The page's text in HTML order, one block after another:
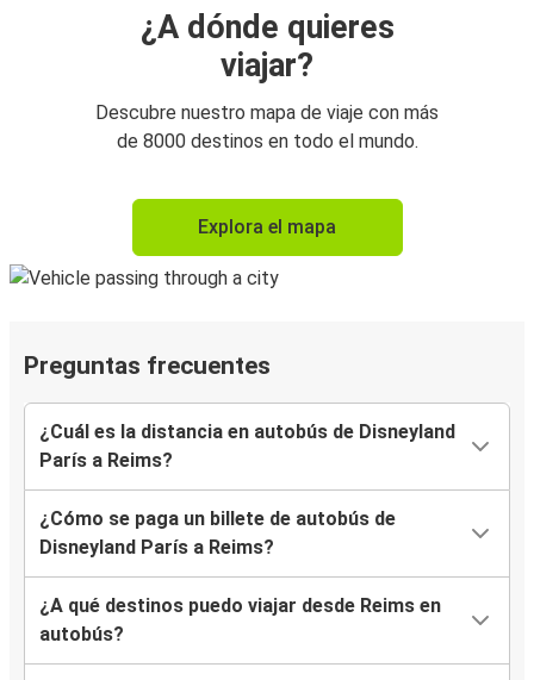
¿A dónde quieres
viajar?
Descubre nuestro mapa de viaje con más
de 8000 destinos en todo el mundo.
Explora el mapa
Preguntas frecuentes
¿Cuál es la distancia en autobús de Disneyland
París a Reims?
¿Cómo se paga un billete de autobús de
Disneyland París a Reims?
¿A qué destinos puedo viajar desde Reims en
autobús?